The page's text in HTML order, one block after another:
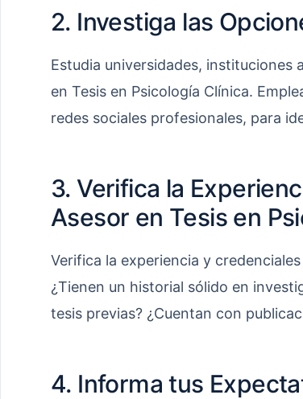
2. Investiga las
Estudia universidades, instituciones
en Tesis en Psicología Clínica.
redes sociales profesionales, para
3. Verifica la
Asesor en Tesis en
Verifica la experiencia y
¿Tienen un historial sólido en
tesis previas? ¿Cuentan con
4. Informa tus